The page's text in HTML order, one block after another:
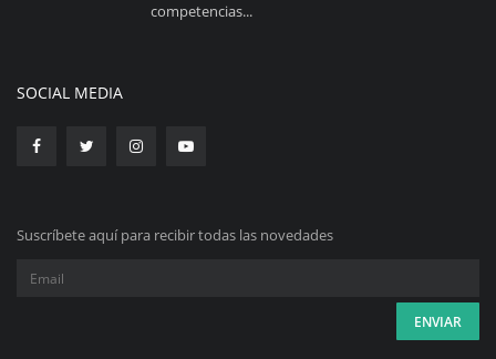
competencias...
SOCIAL MEDIA
Suscríbete aquí para recibir todas las novedades